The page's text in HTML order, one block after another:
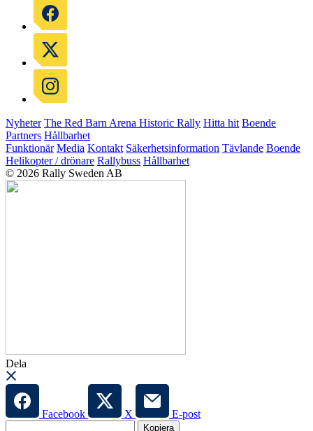
Nyheter The Red Barn Arena Historic Rally Hitta hit Boende
Partners Hållbarhet
Funktionär Media Kontakt Säkerhetsinformation Tävlande Boende
Helikopter / drönare Rallybuss Hållbarhet
© 2026 Rally Sweden AB
Dela
Facebook X E-post
Kopiera